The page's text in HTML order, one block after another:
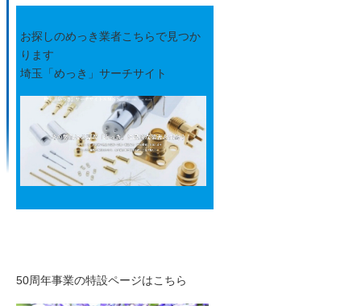
お探しのめっき業者こちらで見つか
ります
埼玉「めっき」サーチサイト
50周年事業の特設ページはこちら